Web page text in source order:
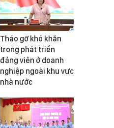
Tháo gỡ khó khăn
trong phát triển
đảng viên ở doanh
nghiệp ngoài khu vực
nhà nước